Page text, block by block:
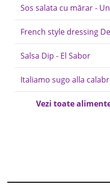
Sos salata cu mărar -
French style dressing
Salsa Dip - El Sabor
Italiamo sugo alla
Vezi toate